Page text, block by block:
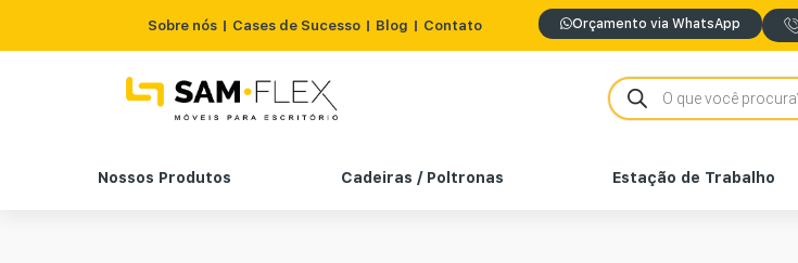
Sobre nós Cases de Sucesso Blog Contato Orçamento via WhatsApp
Nossos Produtos Cadeiras / Poltronas Estação de Trabalho